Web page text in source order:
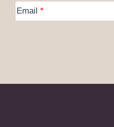
Information
Email*